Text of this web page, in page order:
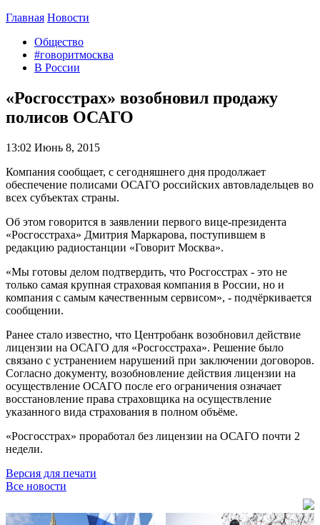
Главная Новости
Общество
#говоритмосква
В России
«Росгосстрах» возобновил продажу
полисов ОСАГО
13:02 Июнь 8, 2015
Компания сообщает, с сегодняшнего дня продолжает
обеспечение полисами ОСАГО российских автовладельцев во
всех субъектах страны.
Об этом говорится в заявлении первого вице-президента
«Росгосстраха» Дмитрия Маркарова, поступившем в
редакцию радиостанции «Говорит Москва».
«Мы готовы делом подтвердить, что Росгосстрах - это не
только самая крупная страховая компания в России, но и
компания с самым качественным сервисом», - подчёркивается
сообщении.
Ранее стало известно, что Центробанк возобновил действие
лицензии на ОСАГО для «Росгосстраха». Решение было
связано с устранением нарушений при заключении договоров.
Согласно документу, возобновление действия лицензии на
осуществление ОСАГО после его ограничения означает
восстановление права страховщика на осуществление
указанного вида страхования в полном объёме.
«Росгосстрах» проработал без лицензии на ОСАГО почти 2
недели.
Версия для печати
Все новости